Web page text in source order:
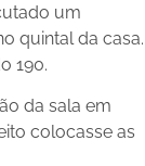
um
quintal da casa.
190.
da sala em
colocasse as